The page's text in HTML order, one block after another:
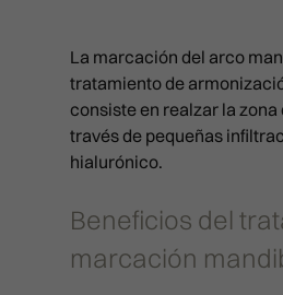
La marcación del arco
tratamiento de
consiste en realzar la zona
través de pequeñas
hialurónico.
Beneficios del
marcación